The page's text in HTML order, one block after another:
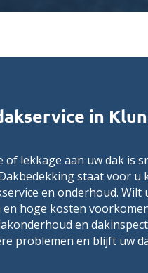
in
of lekkage aan uw dak is
staat voor u
en onderhoud. Wilt
hoge kosten
en
problemen en blijft uw